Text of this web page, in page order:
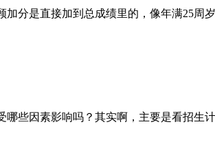
是直接加到总成绩里的，像年满25周
因素影响吗？其实啊，主要是看招生